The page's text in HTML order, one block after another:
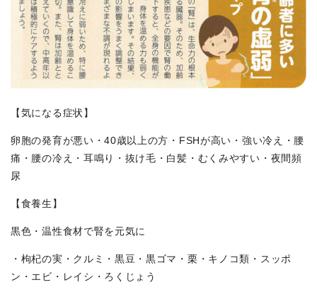
【気になる症状】
卵胞の発育が悪い・40歳以上の方・FSHが高い・強い冷え・腰
痛・腰の冷え・耳鳴り・抜け毛・白髪・むくみやすい・夜間頻
尿
【食養生】
黒色・温性食材で腎を元気に
・枸杞の実・クルミ・黒豆・黒ゴマ・栗・キノコ類・スッポ
ン・エビ・レイシ・ろくじょう